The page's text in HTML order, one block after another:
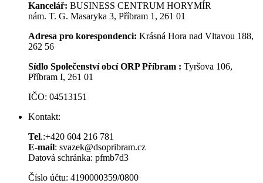
Kancelář: BUSINESS CENTRUM HORYMÍR
nám. T. G. Masaryka 3, Příbram 1, 261 01
Adresa pro korespondenci: Krásná Hora nad Vltavou 188,
262 56
Sídlo Společenství obcí ORP Příbram : Tyršova 106,
Příbram I, 261 01
IČO: 04513151
Kontakt:
Tel.:+420 604 216 781
E-mail: svazek@dsopribram.cz
Datová schránka: pfmb7d3
Číslo účtu: 4190000359/0800